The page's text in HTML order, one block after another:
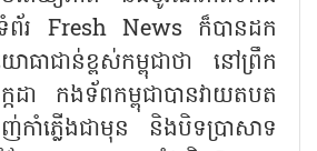
ព័រ Fresh News ក៏បានដក
ធាជាន់ខ្ពស់កម្ពុជាថា នៅព្រឹក
ដា កងទ័ពកម្ពុជាបានវាយតបត
ញ់កាំភ្លើងជាមុន និងបិទប្រាសាទ